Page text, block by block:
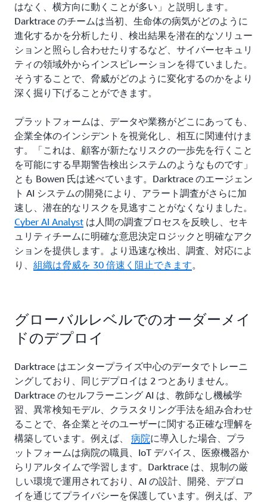
はなく、横方向に動くことが多い」と説明します。
Darktrace のチームは当初、生命体の病気がどのように
進化するかを分析したり、検出結果を潜在的なソリュー
ションと照らし合わせたりするなど、サイバーセキュリ
ティの領域外からインスピレーションを得ていました。
そうすることで、脅威がどのように変化するのかをより
深く掘り下げることができます。
プラットフォームは、データや業務がどこにあっても、
企業全体のインシデントを視覚化し、相互に関連付けま
す。「これは、顧客が新たなリスクの一歩先を行くこと
を可能にする早期警告検出システムのようなものです」
とも Bowen 氏は述べています。Darktrace のエージェン
ト AI システムの開発により、アラート調査がさらに加
速し、潜在的なリスクを見逃すことがなくなりました。
Cyber AI Analyst は人間の調査プロセスを反映し、セキ
ュリティチームに明確な意思決定ロジックと明確なアク
ションを提供します。より迅速な検出、調査、対応によ
り、 組織は脅威を 30 倍速く阻止できます。
グローバルレベルでのオーダーメイ
ドのデプロイ
Darktrace はエンタープライズ中心のデータでトレーニ
ングしており、同じデプロイは 2 つとありません。
Darktrace のセルフラーニング AI は、教師なし機械学
習、異常検知モデル、クラスタリング手法を組み合わせ
ることで、各企業とそのユーザーに関する正確な理解を
構築しています。例えば、 病院に導入した場合、プラ
ットフォームは病院の職員、IoT デバイス、医療機器か
らリアルタイムで学習します。Darktrace は、規制の厳
しい環境で運用されており、AI の設計、開発、デプロ
イを通じてプライバシーを保護しています。例えば、ア